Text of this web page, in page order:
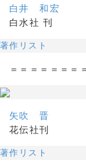
白井 和宏
白水社 刊
著作リスト
＝＝＝＝＝＝＝
矢吹 晋
花伝社刊
著作リスト